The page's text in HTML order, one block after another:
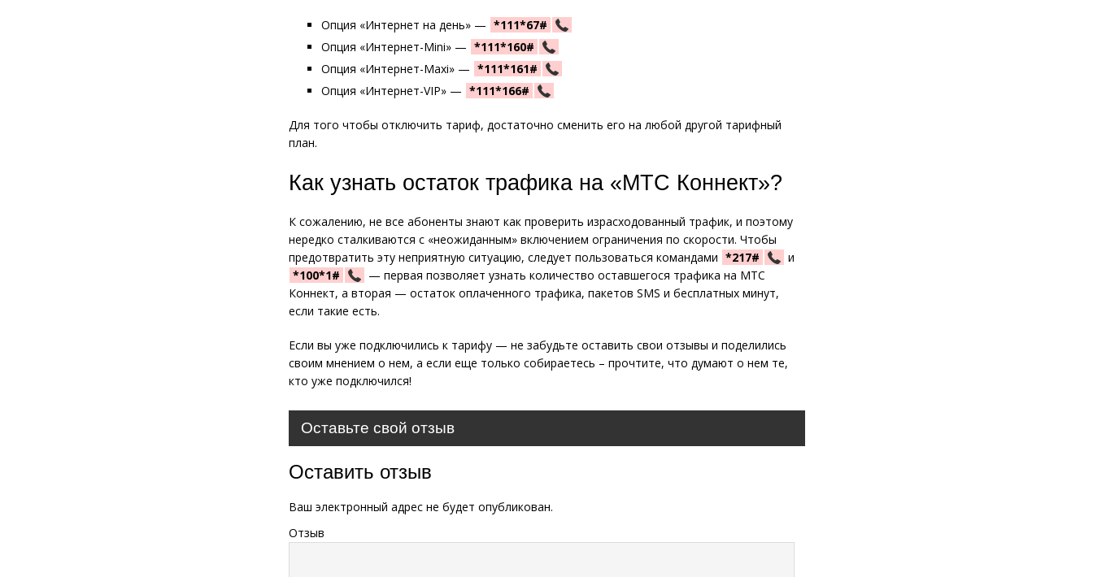
Опция «Интернет на день» — *111*67#
Опция «Интернет-Mini» — *111*160#
Опция «Интернет-Maxi» — *111*161#
Опция «Интернет-VIP» — *111*166#
Для того чтобы отключить тариф, достаточно сменить его на любой другой тарифный
план.
Как узнать остаток трафика на «МТС Коннект»?
К сожалению, не все абоненты знают как проверить израсходованный трафик, и поэтому
нередко сталкиваются с «неожиданным» включением ограничения по скорости. Чтобы
предотвратить эту неприятную ситуацию, следует пользоваться командами *217#
и
*100*1#
— первая позволяет узнать количество оставшегося трафика на МТС
Коннект, а вторая — остаток оплаченного трафика, пакетов SMS и бесплатных минут,
если такие есть.
Если вы уже подключились к тарифу — не забудьте оставить свои отзывы и поделились
своим мнением о нем, а если еще только собираетесь – прочтите, что думают о нем те,
кто уже подключился!
Оставьте свой отзыв
Оставить отзыв
Ваш электронный адрес не будет опубликован.
Отзыв